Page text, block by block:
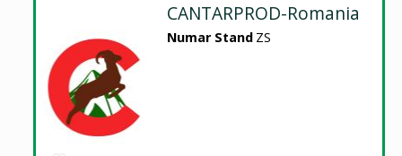
CANTARPROD-Romania
Numar Stand ZS